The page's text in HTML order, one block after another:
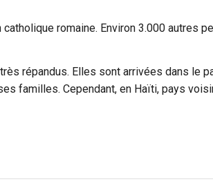
romaine. Environ 3.000 autres
répandus. Elles sont arrivées dans le
familles. Cependant, en Haïti, pays